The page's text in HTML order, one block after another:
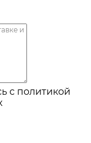
с политикой